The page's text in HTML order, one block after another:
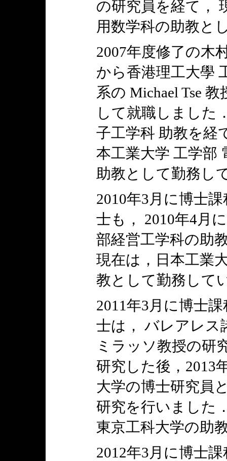
の研究員を経て，
用数学科の助教と
2007年度修了の木
から香港理工大學
系の Michael Tse
して就職しました
子工学科 助教を経
本工業大学 工学部
助教として勤務し
2010年3月に博士
士も， 2010年4月
部経営工学科の助
現在は，日本工業
教として勤務して
2011年3月に博士
士は， バレアレス
ミラッソ教授の研
研究した後，2013
大学の博士研究員
研究を行いました
東京工科大学の助
2012年3月に博士